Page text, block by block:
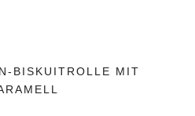
BISKUITROLLE MIT